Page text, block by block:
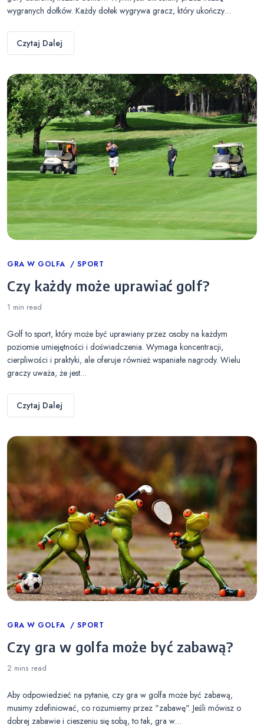
wygranych dołków. Każdy dołek wygrywa gracz, który ukończy…
Czytaj Dalej
Categories
GRA W GOLFA SPORT
Czy każdy może uprawiać golf?
1 min read
Golf to sport, który może być uprawiany przez osoby na każdym
poziomie umiejętności i doświadczenia. Wymaga koncentracji,
cierpliwości i praktyki, ale oferuje również wspaniałe nagrody. Wielu
graczy uważa, że jest…
Czytaj Dalej
Categories
GRA W GOLFA SPORT
Czy gra w golfa może być zabawą?
2 mins read
Aby odpowiedzieć na pytanie, czy gra w golfa może być zabawą,
musimy zdefiniować, co rozumiemy przez "zabawę". Jeśli mówisz o
dobrej zabawie i cieszeniu się sobą, to tak, gra w…